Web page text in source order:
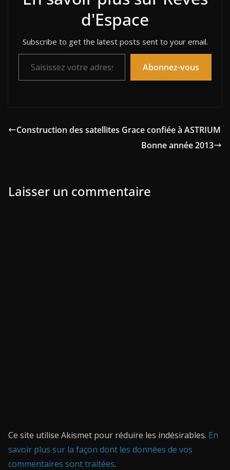
d'Espace
Subscribe to get the latest posts sent to your email.
Saisissez votre adresse e-mail…
Abonnez-vous
Construction des satellites Grace confiée à ASTRIUM
Bonne année 2013
Laisser un commentaire
Ce site utilise Akismet pour réduire les indésirables. En
savoir plus sur la façon dont les données de vos
commentaires sont traitées.